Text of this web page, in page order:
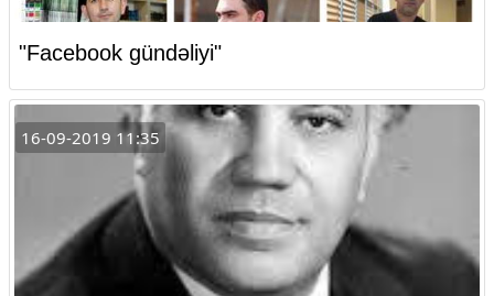
"Facebook gündəliyi"
16-09-2019 11:35